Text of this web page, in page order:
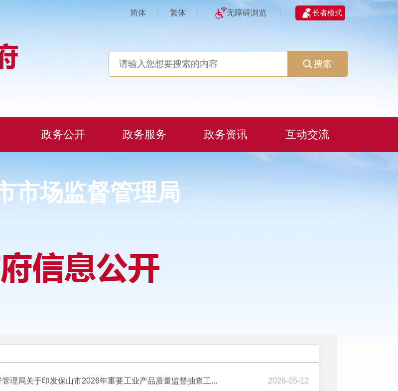
简体 | 繁体 | 无障碍浏览 | 长者模式
搜索
政务公开 政务服务 政务资讯 互动交流
市场监督管理局
理局关于印发保山市2026年重要工业产品质量监督抽查工... 2026-05-12